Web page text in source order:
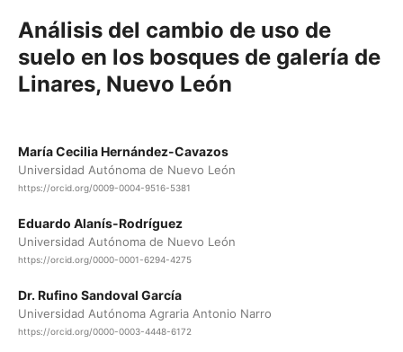
Análisis del cambio de uso de
suelo en los bosques de galería de
Linares, Nuevo León
María Cecilia Hernández-Cavazos
Universidad Autónoma de Nuevo León
https://orcid.org/0009-0004-9516-5381
Eduardo Alanís-Rodríguez
Universidad Autónoma de Nuevo León
https://orcid.org/0000-0001-6294-4275
Dr. Rufino Sandoval García
Universidad Autónoma Agraria Antonio Narro
https://orcid.org/0000-0003-4448-6172